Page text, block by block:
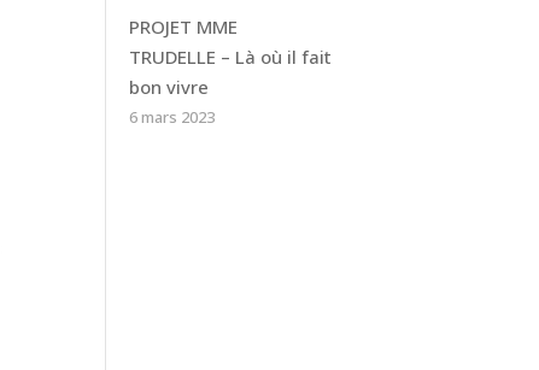
PROJET MME
TRUDELLE – Là où il fait
bon vivre
6 mars 2023